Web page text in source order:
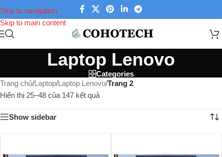
Skip to navigation
Skip to main content
Laptop Lenovo
Categories
Trang chủ/Laptop/Laptop Lenovo/Trang 2
Hiển thị 25–48 của 147 kết quả
Show sidebar